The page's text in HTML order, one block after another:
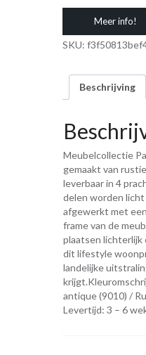
Meer info!
SKU:
Beschrijving
Meubelcollectie
gemaakt van
leverbaar in 4
delen worden
afgewerkt met
frame van de
plaatsen lichterlijk
dit lifestyle
landelijke
antique (9010) /
Levertijd: 3 – 6